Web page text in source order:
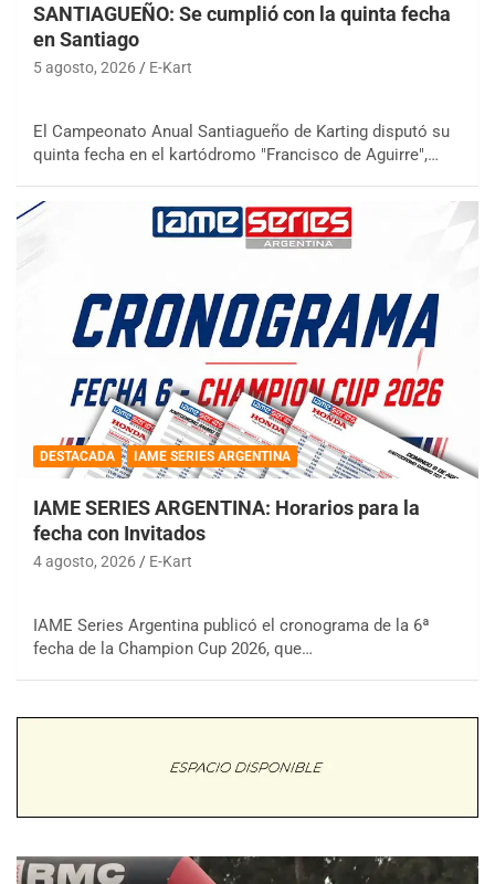
SANTIAGUEÑO: Se cumplió con la quinta fecha
en Santiago
5 agosto, 2026 E-Kart
El Campeonato Anual Santiagueño de Karting disputó su
quinta fecha en el kartódromo "Francisco de Aguirre",…
DESTACADA IAME SERIES ARGENTINA
IAME SERIES ARGENTINA: Horarios para la
fecha con Invitados
4 agosto, 2026 E-Kart
IAME Series Argentina publicó el cronograma de la 6ª
fecha de la Champion Cup 2026, que…